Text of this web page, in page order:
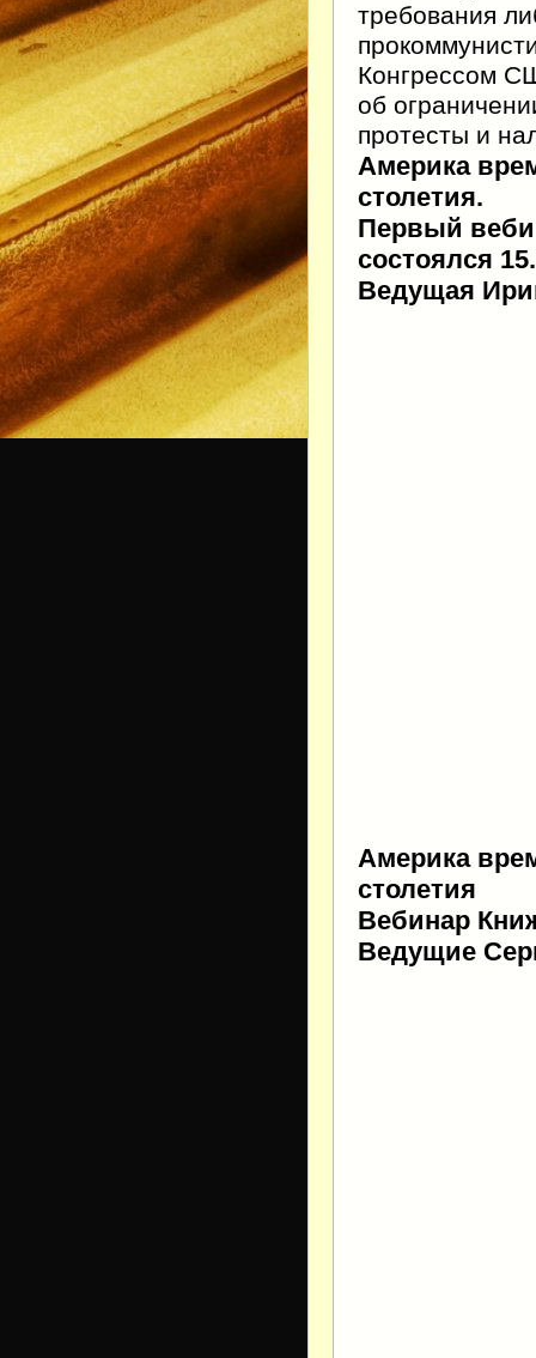
требования
Конгрессом
об
протесты и
Америка
столетия.
Первый
состоялся
Ведущая
Америка
столетия
Вебинар
Ведущие